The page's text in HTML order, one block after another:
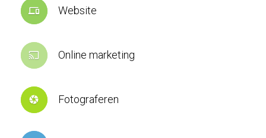
devices Website
cast Online marketing
camera Fotograferen